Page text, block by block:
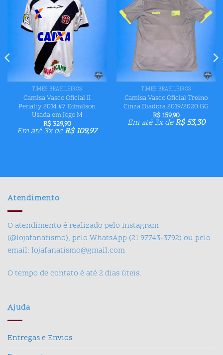
Adicionar
aos meus
desejos
TIMES BRASILEIROS
Camisa Vasco Oficial II
Penalty 2014 #7 Edmilson
Usada em Jogo M
R$ 329,90
Em até 3x deR$109,97
Adicionar
aos meus
desejos
TIMES BRASILEIROS
Camisa Vasco Oficial Treino
Cinza Diadora 2019/2020 GG
R$ 159,90
Em até 3x deR$53,30
Atendimento
O atendimento é realizado pelo Instagram
(@lojafanatismo), pelo WhatsApp (21 97743-3792) ou pelo
email: lojafanatismo@gmail.com
O tempo de contato é até 2 dias úteis.
Ajuda
Entregas e Envios